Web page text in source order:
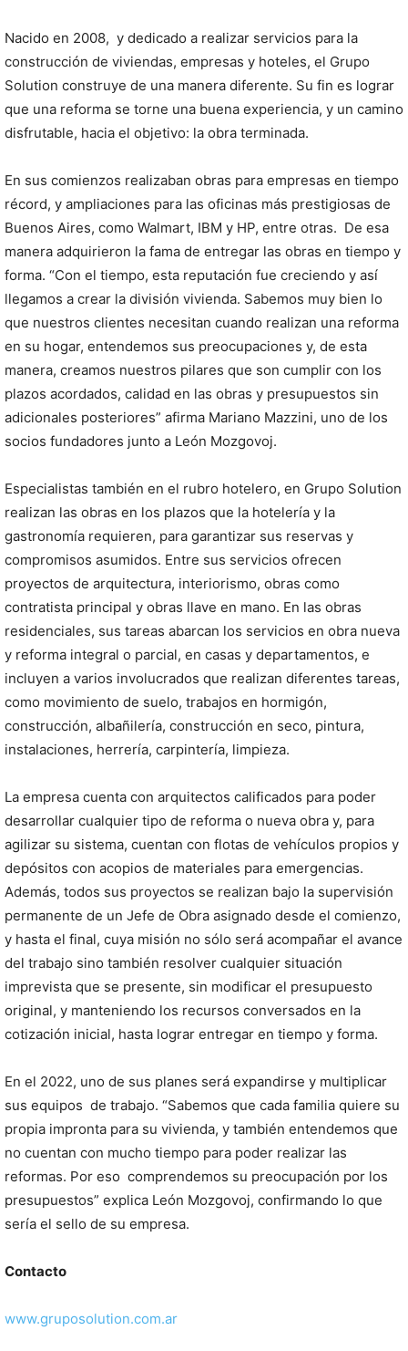
Nacido en 2008, y dedicado a realizar servicios para la
construcción de viviendas, empresas y hoteles, el Grupo
Solution construye de una manera diferente. Su fin es lograr
que una reforma se torne una buena experiencia, y un camino
disfrutable, hacia el objetivo: la obra terminada.
En sus comienzos realizaban obras para empresas en tiempo
récord, y ampliaciones para las oficinas más prestigiosas de
Buenos Aires, como Walmart, IBM y HP, entre otras. De esa
manera adquirieron la fama de entregar las obras en tiempo y
forma. “Con el tiempo, esta reputación fue creciendo y así
llegamos a crear la división vivienda. Sabemos muy bien lo
que nuestros clientes necesitan cuando realizan una reforma
en su hogar, entendemos sus preocupaciones y, de esta
manera, creamos nuestros pilares que son cumplir con los
plazos acordados, calidad en las obras y presupuestos sin
adicionales posteriores” afirma Mariano Mazzini, uno de los
socios fundadores junto a León Mozgovoj.
Especialistas también en el rubro hotelero, en Grupo Solution
realizan las obras en los plazos que la hotelería y la
gastronomía requieren, para garantizar sus reservas y
compromisos asumidos. Entre sus servicios ofrecen
proyectos de arquitectura, interiorismo, obras como
contratista principal y obras llave en mano. En las obras
residenciales, sus tareas abarcan los servicios en obra nueva
y reforma integral o parcial, en casas y departamentos, e
incluyen a varios involucrados que realizan diferentes tareas,
como movimiento de suelo, trabajos en hormigón,
construcción, albañilería, construcción en seco, pintura,
instalaciones, herrería, carpintería, limpieza.
La empresa cuenta con arquitectos calificados para poder
desarrollar cualquier tipo de reforma o nueva obra y, para
agilizar su sistema, cuentan con flotas de vehículos propios y
depósitos con acopios de materiales para emergencias.
Además, todos sus proyectos se realizan bajo la supervisión
permanente de un Jefe de Obra asignado desde el comienzo,
y hasta el final, cuya misión no sólo será acompañar el avance
del trabajo sino también resolver cualquier situación
imprevista que se presente, sin modificar el presupuesto
original, y manteniendo los recursos conversados en la
cotización inicial, hasta lograr entregar en tiempo y forma.
En el 2022, uno de sus planes será expandirse y multiplicar
sus equipos de trabajo. “Sabemos que cada familia quiere su
propia impronta para su vivienda, y también entendemos que
no cuentan con mucho tiempo para poder realizar las
reformas. Por eso comprendemos su preocupación por los
presupuestos” explica León Mozgovoj, confirmando lo que
sería el sello de su empresa.
Contacto
www.gruposolution.com.ar